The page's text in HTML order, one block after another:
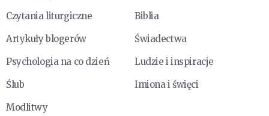
Czytania liturgiczne
Biblia
Artykuły blogerów
Świadectwa
Psychologia na co dzień
Ludzie i inspiracje
Ślub
Imiona i święci
Modlitwy